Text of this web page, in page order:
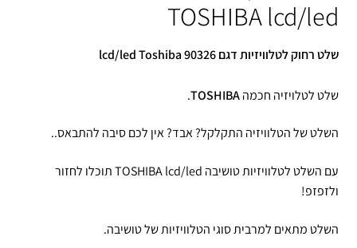
TOSHIBA lcd/led
שלט רחוק לטלוויזיות דגם 90326 lcd/led Toshiba
שלט לטלויזיה חכמהTOSHIBA
.
השלט של הטלוויזיה התקלקל? אבד? אין לכם סיבה להתבאס..
עם השלט לטלוויזיות טושיבה TOSHIBA lcd/led תוכלו לחזור
ולזפזפ!
השלט מתאים למרבית סוגי הטלוויזיות של טושיבה.